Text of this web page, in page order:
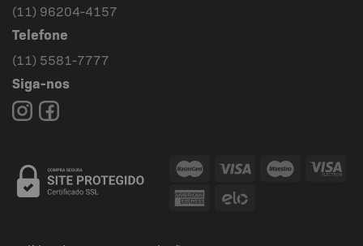
(11) 96204-4157
Telefone
(11) 5581-7777
Siga-nos